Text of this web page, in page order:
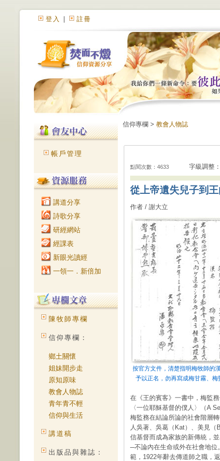
登入 註冊
帳戶管理
講道分享
詩歌分享
研經網站
經課表
新眼光讀經
一領一．新倍加
陳牧師專欄
信仰專欄：
鄉土關懷
姐妹開步走
原知原味
教會人物誌
青年青不輕
信仰與生活
講道稿
出版品與雜誌：
信仰專欄 > 教會人物誌
點閱次數：4633 字級調整
從上帝遺失兒子到
作者 / 謝大立
按官方文件，清楚指明梅牧師的
予以正名，勿再寫成梅甘霧、
在《王的賓客》一書中，梅監
〈一位耶穌基督的僕人〉（A
梅監務在結論所論的社會階層
人吳著、吳葛（Kat）、美見
信基督而成為家族的新傳統，
─不論內在生命或外在社會地
範，1922年辭去傳道師之職，